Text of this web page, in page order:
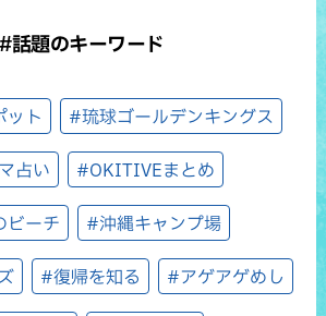
#話題のキーワード
ット #琉球ゴールデンキングス
占い #OKITIVEまとめ
ビーチ #沖縄キャンプ場
#復帰を知る #アゲアゲめし